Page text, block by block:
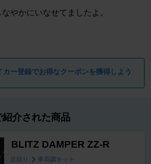
やかにいなせてましたよ。
ー登録でお得なクーポンを獲得しよう
介された商品
BLITZ DAMPER ZZ-R
足回り
車高調キット